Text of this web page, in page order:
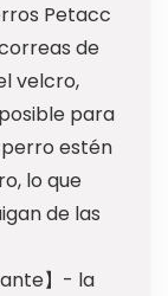
Petacc
de
velcro,
para
estén
lo que
de las
】- la